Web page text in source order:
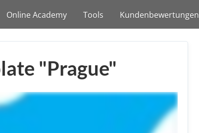
Online Academy Tools Kundenbewertungen
"Prague"